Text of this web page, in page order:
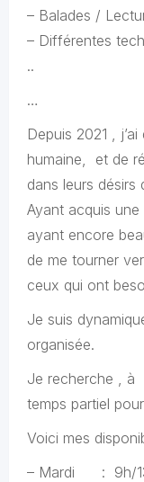
– Balades /
– Différentes
..
…
Depuis 2021 ,
humaine, et de
dans leurs
Ayant acquis
ayant encore
de me tourner
ceux qui ont
Je suis
organisée.
Je recherche , à
temps partiel
Voici mes
– Mardi : 9h/